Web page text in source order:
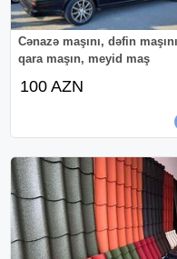
Cənazə maşını, dəfin
qara maşın, meyid maş
100 AZN